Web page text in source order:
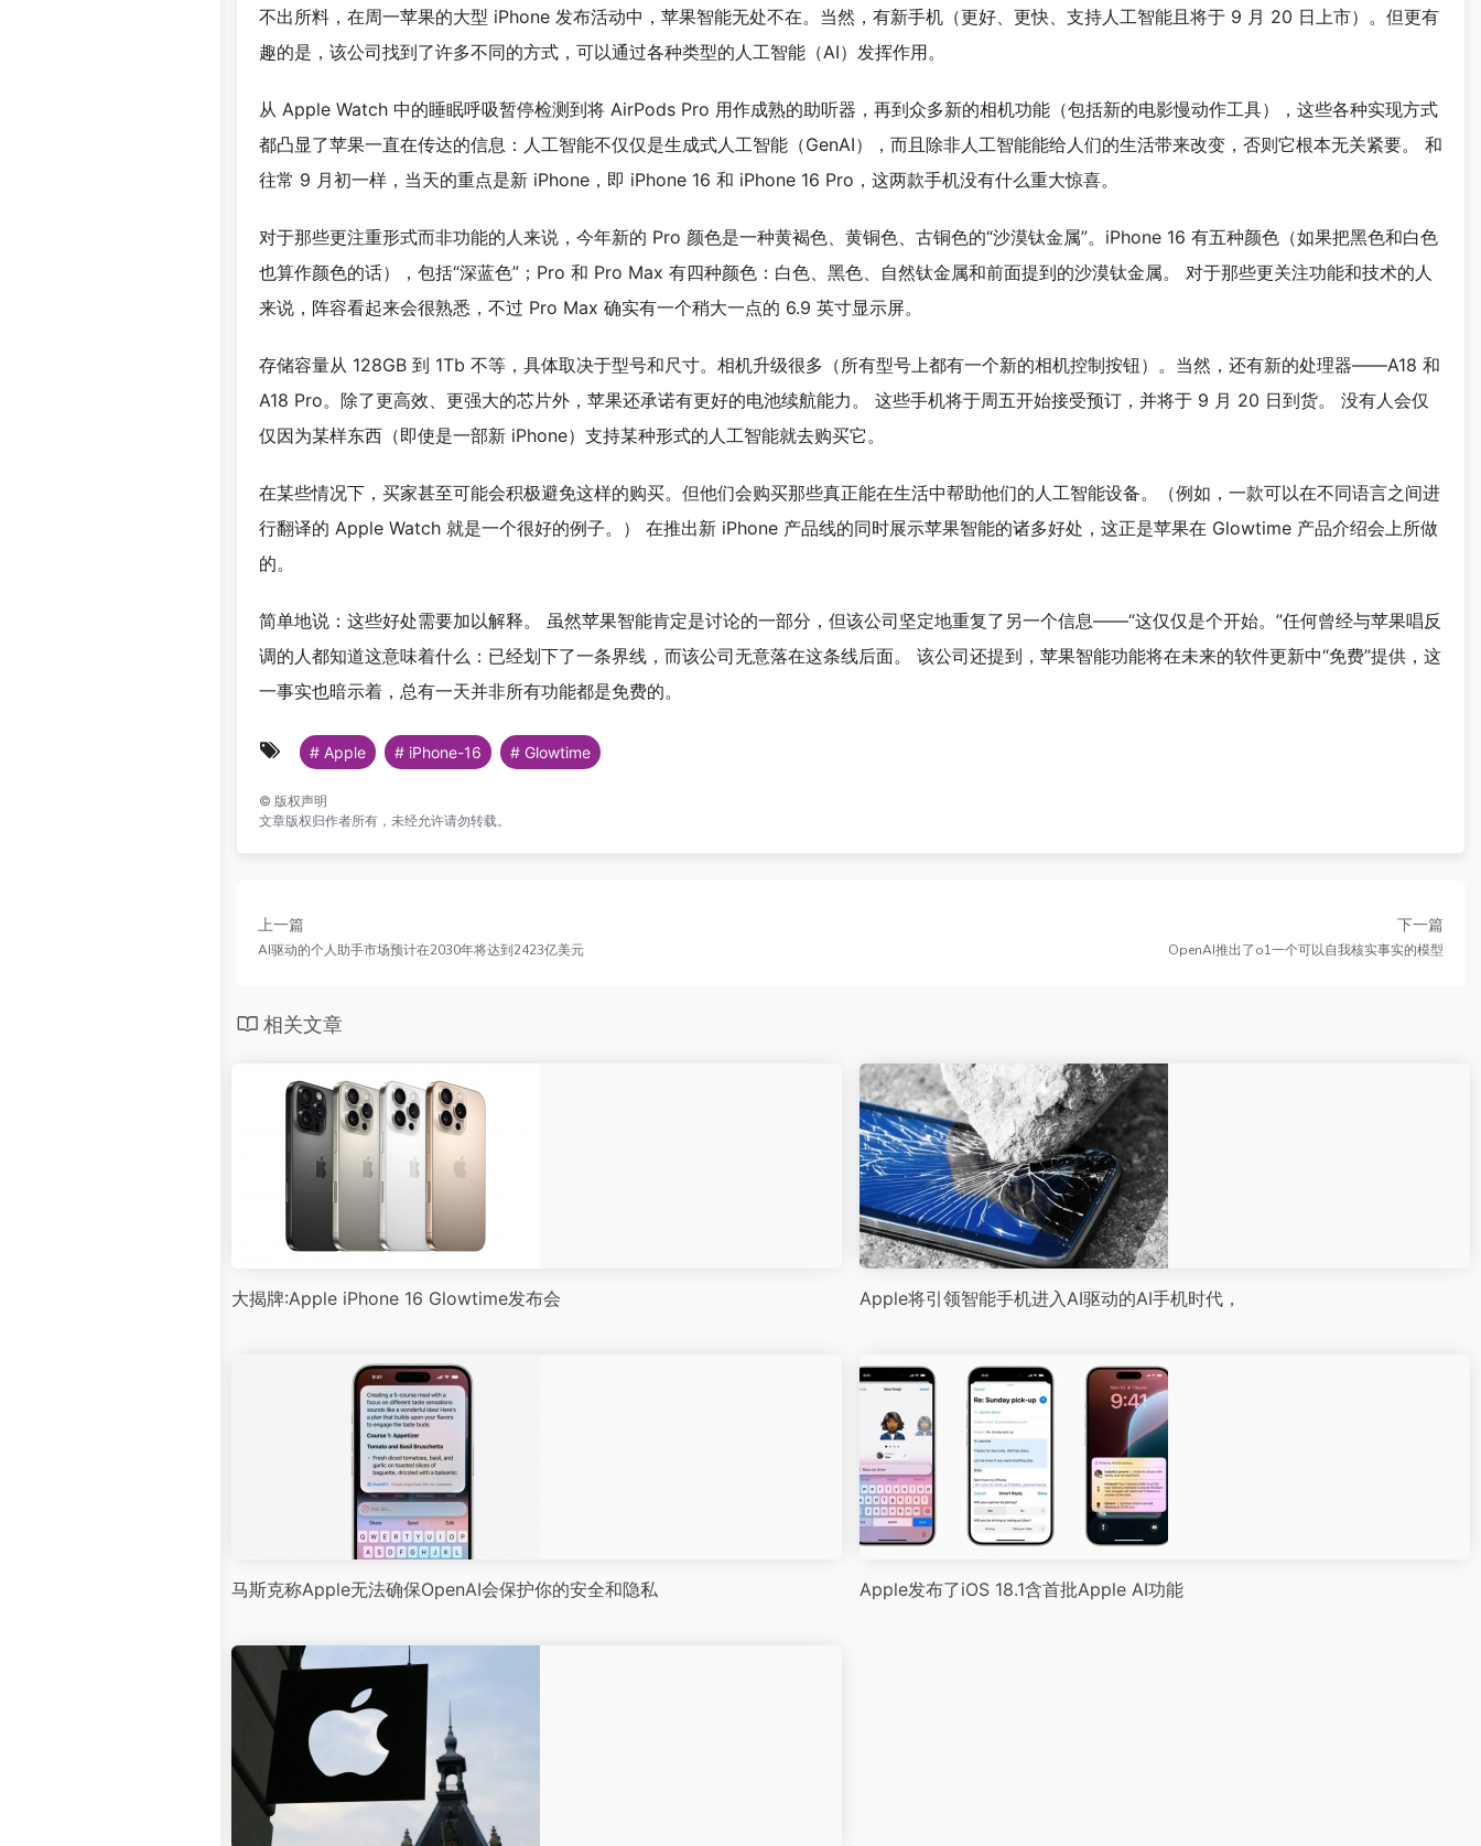
不出所料，在周一苹果的大型 iPhone 发布活动中，苹果智能无处不在。当然，有新手机（更好、更快、支持人工智能且将于 9 月 20 日上市）。但更有
趣的是，该公司找到了许多不同的方式，可以通过各种类型的人工智能（AI）发挥作用。
从 Apple Watch 中的睡眠呼吸暂停检测到将 AirPods Pro 用作成熟的助听器，再到众多新的相机功能（包括新的电影慢动作工具），这些各种实现方式
都凸显了苹果一直在传达的信息：人工智能不仅仅是生成式人工智能（GenAI），而且除非人工智能能给人们的生活带来改变，否则它根本无关紧要。 和
往常 9 月初一样，当天的重点是新 iPhone，即 iPhone 16 和 iPhone 16 Pro，这两款手机没有什么重大惊喜。
对于那些更注重形式而非功能的人来说，今年新的 Pro 颜色是一种黄褐色、黄铜色、古铜色的“沙漠钛金属”。iPhone 16 有五种颜色（如果把黑色和白色
也算作颜色的话），包括“深蓝色”；Pro 和 Pro Max 有四种颜色：白色、黑色、自然钛金属和前面提到的沙漠钛金属。 对于那些更关注功能和技术的人
来说，阵容看起来会很熟悉，不过 Pro Max 确实有一个稍大一点的 6.9 英寸显示屏。
存储容量从 128GB 到 1Tb 不等，具体取决于型号和尺寸。相机升级很多（所有型号上都有一个新的相机控制按钮）。当然，还有新的处理器——A18 和
A18 Pro。除了更高效、更强大的芯片外，苹果还承诺有更好的电池续航能力。 这些手机将于周五开始接受预订，并将于 9 月 20 日到货。 没有人会仅
仅因为某样东西（即使是一部新 iPhone）支持某种形式的人工智能就去购买它。
在某些情况下，买家甚至可能会积极避免这样的购买。但他们会购买那些真正能在生活中帮助他们的人工智能设备。（例如，一款可以在不同语言之间进
行翻译的 Apple Watch 就是一个很好的例子。） 在推出新 iPhone 产品线的同时展示苹果智能的诸多好处，这正是苹果在 Glowtime 产品介绍会上所做
的。
简单地说：这些好处需要加以解释。 虽然苹果智能肯定是讨论的一部分，但该公司坚定地重复了另一个信息——“这仅仅是个开始。”任何曾经与苹果唱反
调的人都知道这意味着什么：已经划下了一条界线，而该公司无意落在这条线后面。 该公司还提到，苹果智能功能将在未来的软件更新中“免费”提供，这
一事实也暗示着，总有一天并非所有功能都是免费的。
# Apple # iPhone-16 # Glowtime
© 版权声明
文章版权归作者所有，未经允许请勿转载。
上一篇
AI驱动的个人助手市场预计在2030年将达到2423亿美元
下一篇
OpenAI推出了o1一个可以自我核实事实的模型
相关文章
大揭牌:Apple iPhone 16 Glowtime发布会 Apple将引领智能手机进入AI驱动的AI手机时代，
马斯克称Apple无法确保OpenAI会保护你的安全和隐私 Apple发布了iOS 18.1含首批Apple AI功能